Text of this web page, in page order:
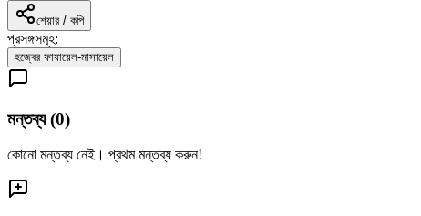
শেয়ার / কপি
প্রসঙ্গসমূহ:
হজ্বের ফাযায়েল-মাসায়েল
মন্তব্য (0)
কোনো মন্তব্য নেই। প্রথম মন্তব্য করুন!